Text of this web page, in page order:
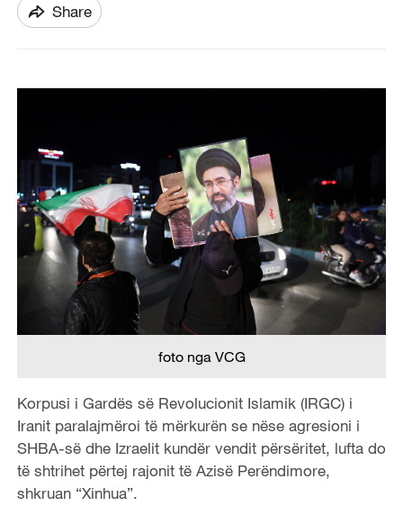
Share
foto nga VCG
Korpusi i Gardës së Revolucionit Islamik (IRGC) i
Iranit paralajmëroi të mërkurën se nëse agresioni i
SHBA-së dhe Izraelit kundër vendit përsëritet, lufta do
të shtrihet përtej rajonit të Azisë Perëndimore,
shkruan “Xinhua”.